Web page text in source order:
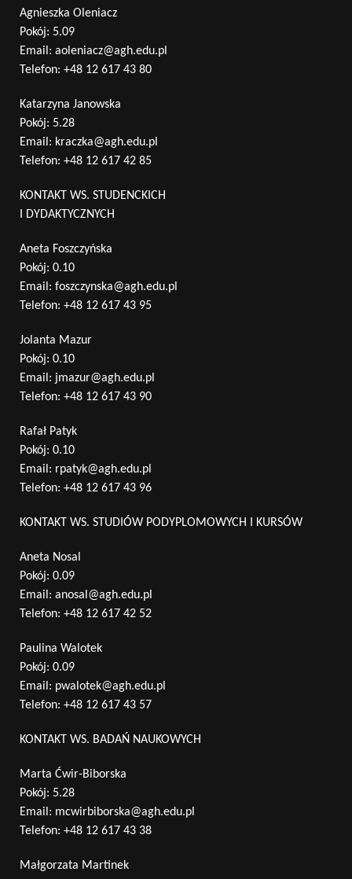
Agnieszka Oleniacz
Pokój: 5.09
Email: aoleniacz@agh.edu.pl
Telefon: +48 12 617 43 80
Katarzyna Janowska
Pokój: 5.28
Email: kraczka@agh.edu.pl
Telefon: +48 12 617 42 85
KONTAKT WS. STUDENCKICH
I DYDAKTYCZNYCH
Aneta Foszczyńska
Pokój: 0.10
Email: foszczynska@agh.edu.pl
Telefon: +48 12 617 43 95
Jolanta Mazur
Pokój: 0.10
Email: jmazur@agh.edu.pl
Telefon: +48 12 617 43 90
Rafał Patyk
Pokój: 0.10
Email: rpatyk@agh.edu.pl
Telefon: +48 12 617 43 96
KONTAKT WS. STUDIÓW PODYPLOMOWYCH I KURSÓW
Aneta Nosal
Pokój: 0.09
Email: anosal@agh.edu.pl
Telefon: +48 12 617 42 52
Paulina Walotek
Pokój: 0.09
Email: pwalotek@agh.edu.pl
Telefon: +48 12 617 43 57
KONTAKT WS. BADAŃ NAUKOWYCH
Marta Ćwir-Biborska
Pokój: 5.28
Email: mcwirbiborska@agh.edu.pl
Telefon: +48 12 617 43 38
Małgorzata Martinek